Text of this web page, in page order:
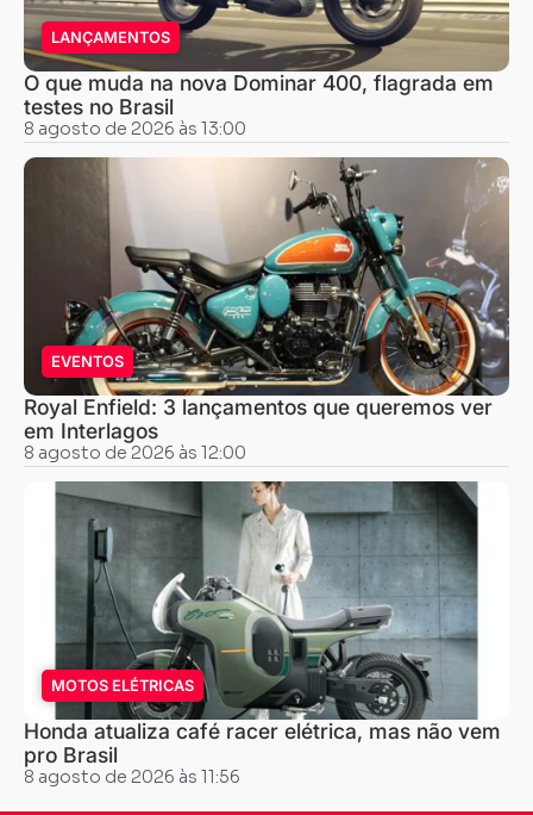
LANÇAMENTOS
O que muda na nova Dominar 400, flagrada em
testes no Brasil
8 agosto de 2026 às 13:00
EVENTOS
Royal Enfield: 3 lançamentos que queremos ver
em Interlagos
8 agosto de 2026 às 12:00
MOTOS ELÉTRICAS
Honda atualiza café racer elétrica, mas não vem
pro Brasil
8 agosto de 2026 às 11:56